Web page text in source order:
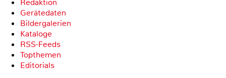
Redaktion
Gerätedaten
Bildergalerien
Kataloge
RSS-Feeds
Topthemen
Editorials